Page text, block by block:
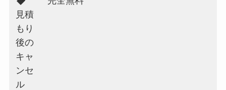
見積
もり
後の
キャ
ンセ
ル